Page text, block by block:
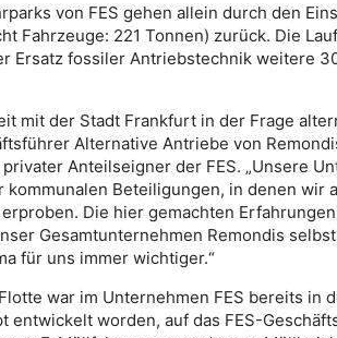
von FES gehen allein durch den
Fahrzeuge: 221 Tonnen) zurück. Die
Ersatz fossiler Antriebstechnik weitere
mit der Stadt Frankfurt in der Frage
Alternative Antriebe von
Anteilseigner der FES. „Unsere
Beteiligungen, in denen wir
Die hier gemachten
Gesamtunternehmen Remondis
für uns immer wichtiger.“
war im Unternehmen FES bereits in
entwickelt worden, auf das FES-